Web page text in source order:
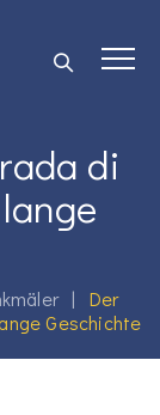
di
| Der
Geschichte